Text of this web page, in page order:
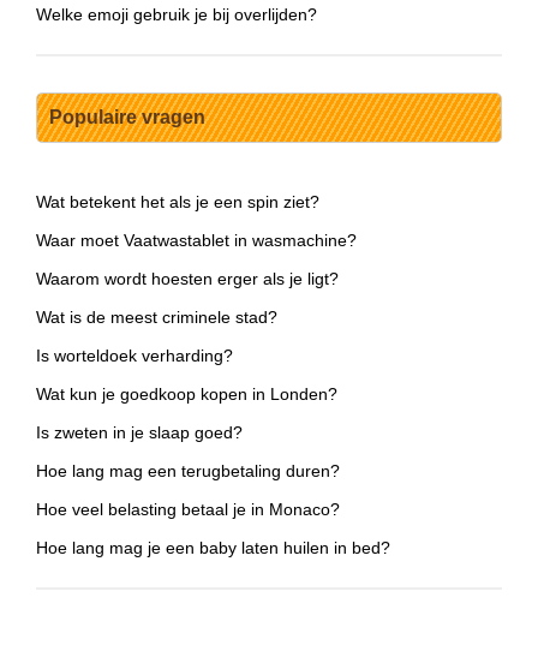
Welke emoji gebruik je bij overlijden?
Populaire vragen
Wat betekent het als je een spin ziet?
Waar moet Vaatwastablet in wasmachine?
Waarom wordt hoesten erger als je ligt?
Wat is de meest criminele stad?
Is worteldoek verharding?
Wat kun je goedkoop kopen in Londen?
Is zweten in je slaap goed?
Hoe lang mag een terugbetaling duren?
Hoe veel belasting betaal je in Monaco?
Hoe lang mag je een baby laten huilen in bed?